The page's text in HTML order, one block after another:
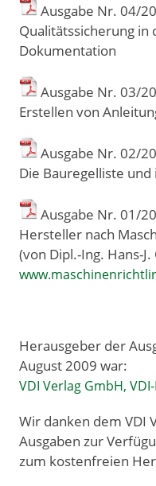
Ausgabe Nr. 04/
Qualitätssicherung in
Dokumentation
Ausgabe Nr. 03/
Erstellen von
Ausgabe Nr. 02/
Die Bauregelliste
Ausgabe Nr. 01/
Hersteller nach
(von Dipl.-Ing. Hans-
Herausgeber der
August 2009 war:
VDI Verlag GmbH,
Wir danken dem VDI
Ausgaben zur
zum kostenfreien